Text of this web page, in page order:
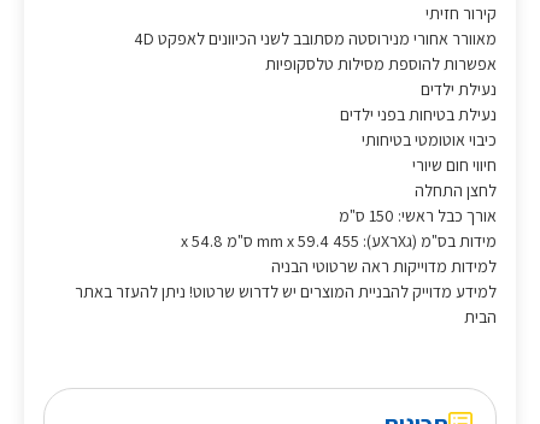
קירור חזיתי
מאוורר אחורי מנירוסטה מסתובב לשני הכיוונים לאפקט 4D
אפשרות להוספת מסילות טלסקופיות
נעילת ילדים
נעילת בטיחות בפני ילדים
כיבוי אוטומטי בטיחותי
חיווי חום שיורי
לחצן התחלה
אורך כבל ראשי: 150 ס"מ
מידות בס"מ (גXרXע): 455 mm x 59.4 ס"מ x 54.8
למידות מדוייקות ראה שרטוטי הבניה
למידע מדוייק להבניית המוצרים יש לדרוש שרטוט! ניתן להעזר באתר
הבית